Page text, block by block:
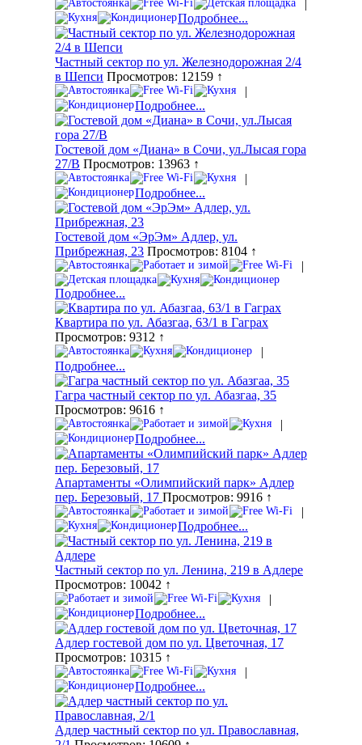
|
Подробнее...
Частный сектор по ул. Железнодорожная 2/4
в Шепси Просмотров: 12159 ↑
|
Подробнее...
Гостевой дом «Диана» в Сочи, ул.Лысая гора
27/В Просмотров: 13963 ↑
|
Подробнее...
Гостевой дом «ЭрЭм» Адлер, ул.
Прибрежная, 23 Просмотров: 8104 ↑
|
Подробнее...
Квартира по ул. Абазгаа, 63/1 в Гаграх
Просмотров: 9312 ↑
|
Подробнее...
Гагра частный сектор по ул. Абазгаа, 35
Просмотров: 9616 ↑
|
Подробнее...
Апартаменты «Олимпийский парк» Адлер
пер. Березовый, 17 Просмотров: 9916 ↑
|
Подробнее...
Частный сектор по ул. Ленина, 219 в Адлере
Просмотров: 10042 ↑
|
Подробнее...
Адлер гостевой дом по ул. Цветочная, 17
Просмотров: 10315 ↑
|
Подробнее...
Адлер частный сектор по ул. Православная,